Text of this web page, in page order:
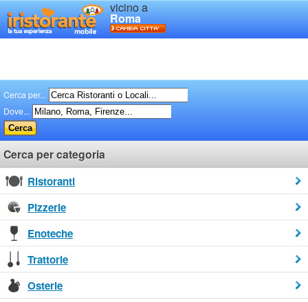
vicino a
Roma
Cerca per...
Dove...
Cerca per categoria
Ristoranti
Pizzerie
Enoteche
Trattorie
Osterie